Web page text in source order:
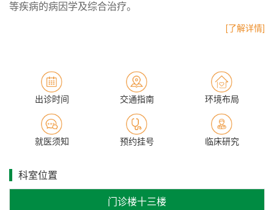
等疾病的病因学及综合治疗。
治疗理念指导下，实行规范的个体化治疗原则。该病房对各
巢癌、子宫颈癌、子宫内膜癌、滋养细胞疾病、外阴癌）的
各型复杂性手术、化疗及生物治疗。
在卵巢癌手术、腹腔及静脉联合化疗、体外热疗、卵
巢癌的巩固治疗尤其是复发性、难治性卵巢癌的治疗等方面
[了解详情]
出诊时间 交通指南 环境布局
就医须知 预约挂号 临床研究
科室位置
门诊楼十三楼